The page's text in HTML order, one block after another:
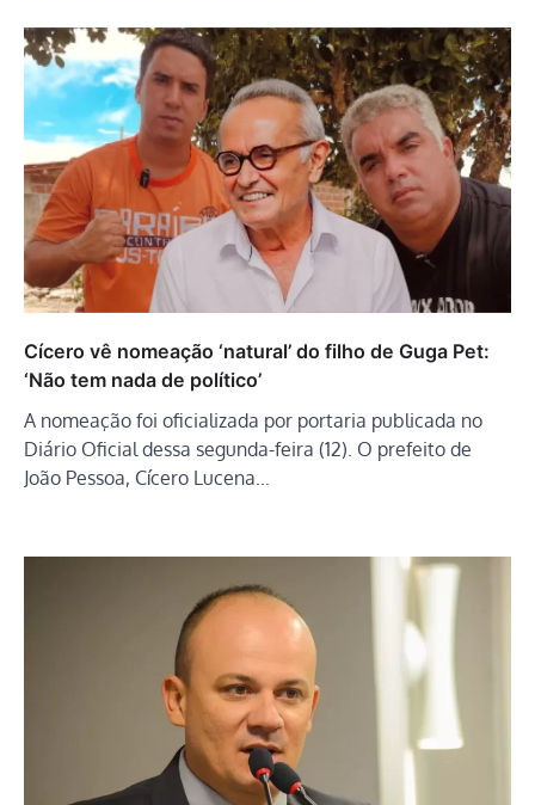
Cícero vê nomeação ‘natural’ do filho de Guga Pet:
‘Não tem nada de político’
A nomeação foi oficializada por portaria publicada no
Diário Oficial dessa segunda-feira (12). O prefeito de
João Pessoa, Cícero Lucena…